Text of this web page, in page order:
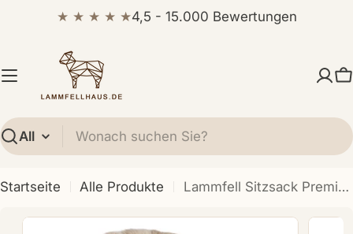
★ ★ ★ ★ ★4,5 - 15.000 Bewertungen
Suchen
Startseite Alle Produkte Lammfell Sitzsack Premium | Langhaar | Neuseeland | 73x74 cm | 92x93 cm